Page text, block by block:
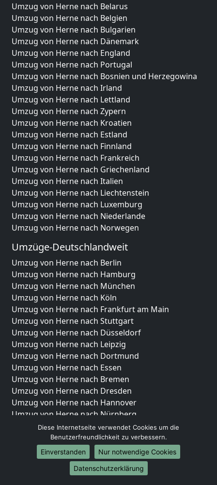
Umzug von Herne nach Belarus
Umzug von Herne nach Belgien
Umzug von Herne nach Bulgarien
Umzug von Herne nach Dänemark
Umzug von Herne nach England
Umzug von Herne nach Portugal
Umzug von Herne nach Bosnien und Herzegowina
Umzug von Herne nach Irland
Umzug von Herne nach Lettland
Umzug von Herne nach Zypern
Umzug von Herne nach Kroatien
Umzug von Herne nach Estland
Umzug von Herne nach Finnland
Umzug von Herne nach Frankreich
Umzug von Herne nach Griechenland
Umzug von Herne nach Italien
Umzug von Herne nach Liechtenstein
Umzug von Herne nach Luxemburg
Umzug von Herne nach Niederlande
Umzug von Herne nach Norwegen
Umzüge-Deutschlandweit
Umzug von Herne nach Berlin
Umzug von Herne nach Hamburg
Umzug von Herne nach München
Umzug von Herne nach Köln
Umzug von Herne nach Frankfurt am Main
Umzug von Herne nach Stuttgart
Umzug von Herne nach Düsseldorf
Umzug von Herne nach Leipzig
Umzug von Herne nach Dortmund
Umzug von Herne nach Essen
Umzug von Herne nach Bremen
Umzug von Herne nach Dresden
Umzug von Herne nach Hannover
Umzug von Herne nach Nürnberg
Umzug von Herne nach Duisburg
Umzug von Herne nach Bochum
Umzug von Herne nach Wuppertal
Umzug von Herne nach Bielefeld
Umzug von Herne nach Bonn
Diese Internetseite verwendet Cookies um die
Benutzerfreundlichkeit zu verbessern.
Einverstanden
Nur notwendige Cookies
Datenschutzerklärung